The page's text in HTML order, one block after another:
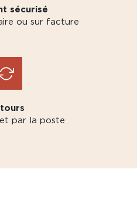
sécurisé
ou sur facture
par la poste